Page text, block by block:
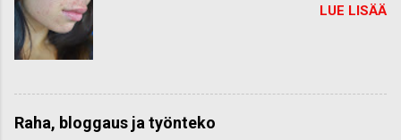
LUE LISÄÄ
Raha, bloggaus ja työnteko